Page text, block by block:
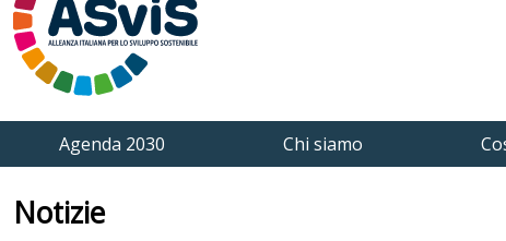
Agenda 2030 Chi siamo
Notizie